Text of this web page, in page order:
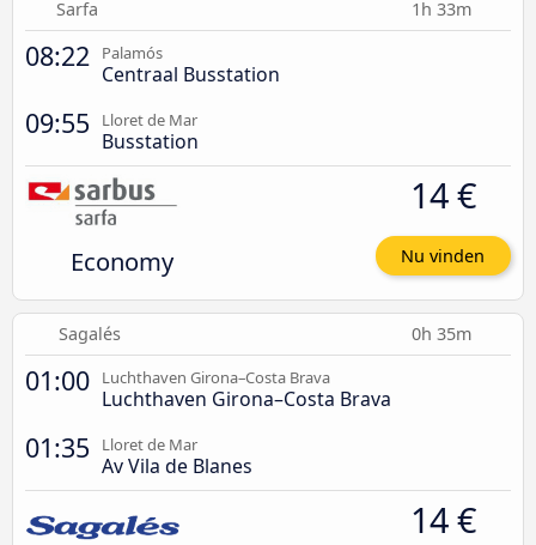
Sarfa 1h 33m
08:22 Palamós
Centraal Busstation
09:55 Lloret de Mar
Busstation
Economy
14 €
Nu vinden
Sagalés 0h 35m
01:00 Luchthaven Girona–Costa Brava
Luchthaven Girona–Costa Brava
01:35 Lloret de Mar
Av Vila de Blanes
14 €